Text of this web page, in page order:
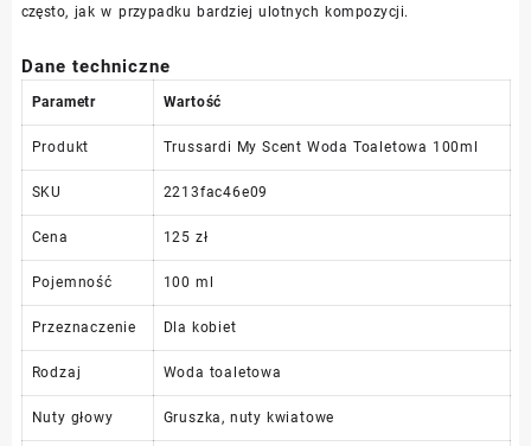
często, jak w przypadku bardziej ulotnych kompozycji.
Dane techniczne
Parametr Wartość
Produkt Trussardi My Scent Woda Toaletowa 100ml
SKU 2213fac46e09
Cena 125 zł
Pojemność 100 ml
Przeznaczenie Dla kobiet
Rodzaj Woda toaletowa
Nuty głowy Gruszka, nuty kwiatowe